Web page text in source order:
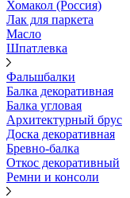
Хомакол (Россия)
Лак для паркета
Масло
Шпатлевка
Фальшбалки
Балка декоративная
Балка угловая
Архитектурный брус
Доска декоративная
Бревно-балка
Откос декоративный
Ремни и консоли